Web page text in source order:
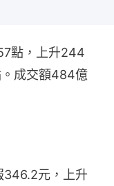
點，上升244
成交額484億
346.2元，上升